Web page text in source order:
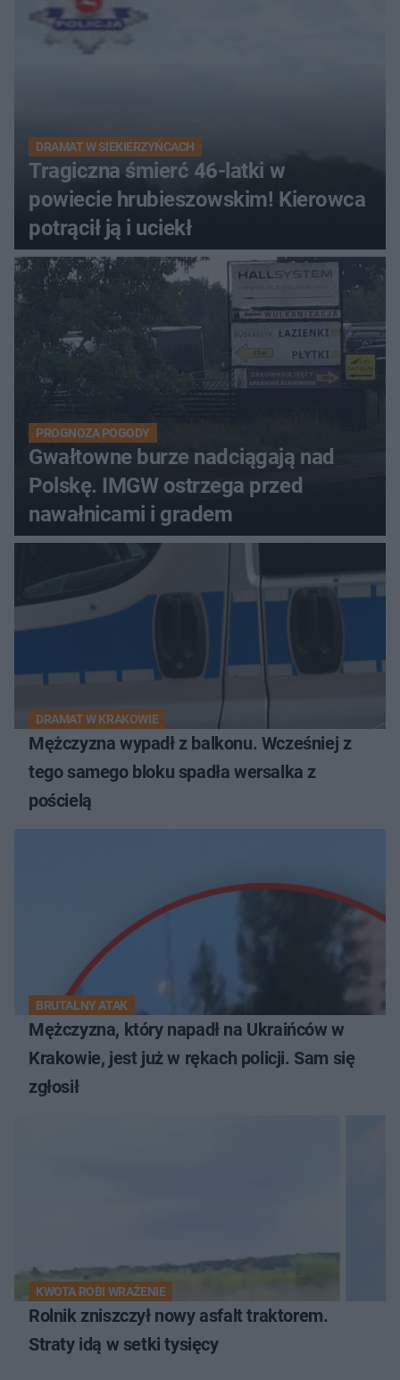
DRAMAT W SIEKIERZYŃCACH
Tragiczna śmierć 46-latki w
powiecie hrubieszowskim! Kierowca
potrącił ją i uciekł
PROGNOZA POGODY
Gwałtowne burze nadciągają nad
Polskę. IMGW ostrzega przed
nawałnicami i gradem
DRAMAT W KRAKOWIE
Mężczyzna wypadł z balkonu. Wcześniej z
tego samego bloku spadła wersalka z
pościelą
BRUTALNY ATAK
Mężczyzna, który napadł na Ukraińców w
Krakowie, jest już w rękach policji. Sam się
zgłosił
KWOTA ROBI WRAŻENIE
Rolnik zniszczył nowy asfalt traktorem.
Straty idą w setki tysięcy